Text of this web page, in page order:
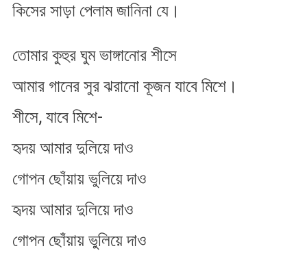
কিসের সাড়া পেলাম জানিনা যে।
তোমার কুহুর ঘুম ভাঙ্গানোর শীসে
আমার গানের সুর ঝরানো কূজন যাবে মিশে।
শীসে, যাবে মিশে-
হৃদয় আমার দুলিয়ে দাও
গোপন ছোঁয়ায় ভুলিয়ে দাও
হৃদয় আমার দুলিয়ে দাও
গোপন ছোঁয়ায় ভুলিয়ে দাও